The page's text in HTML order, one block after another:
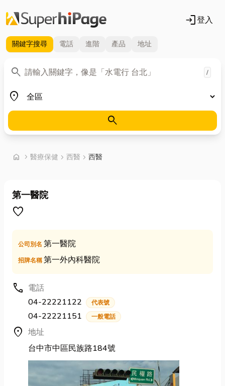
login登入
關鍵字搜尋 電話 進階 產品 地址
search
關鍵字 /
place
地區
search
home chevron_right 首頁
醫療保健 chevron_right 西醫 chevron_right 西醫
第一醫院
favorite
公司別名 第一醫院
招牌名稱第一外內科醫院
call 電話
04-22221122
代表號
04-22221151 一般電話
location_on 地址
台中市中區民族路184號